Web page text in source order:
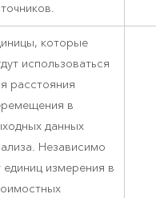
которые
использоваться
расстояния
в
данных
Независимо
единиц измерения в